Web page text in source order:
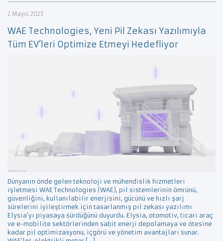
2 Mayıs 2023
WAE Technologies, Yeni Pil Zekası Yazılımıyla
Tüm EV’leri Optimize Etmeyi Hedefliyor
Dünyanın önde gelen teknoloji ve mühendislik hizmetleri
işletmesi WAE Technologies (WAE), pil sistemlerinin ömrünü,
güvenliğini, kullanılabilir enerjisini, gücünü ve hızlı şarj
sürelerini iyileştirmek için tasarlanmış pil zekası yazılımı
Elysia’yı piyasaya sürdüğünü duyurdu. Elysia, otomotiv, ticari araç
ve e-mobilite sektörlerinden sabit enerji depolamaya ve ötesine
kadar pil optimizasyonu, içgörü ve yönetim avantajları sunar.